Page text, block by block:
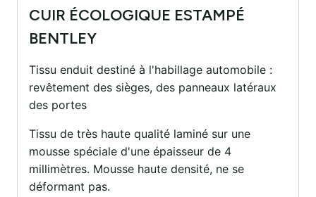
CUIR ÉCOLOGIQUE ESTAMPÉ
BENTLEY
Tissu enduit destiné à l'habillage automobile :
revêtement des sièges, des panneaux latéraux
des portes
Tissu de très haute qualité laminé sur une
mousse spéciale d'une épaisseur de 4
millimètres. Mousse haute densité, ne se
déformant pas.